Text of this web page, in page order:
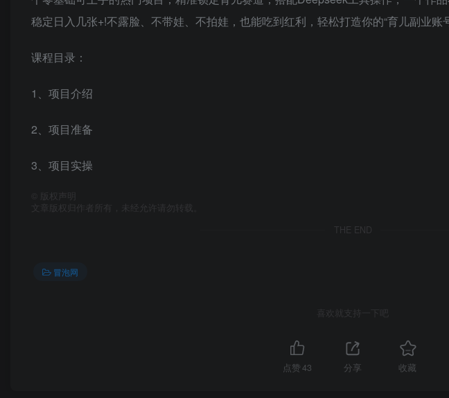
稳定日入几张+!不露脸、不带娃、不拍娃，也能吃到红利，轻松打造你的“育儿副业账
课程目录：
1、项目介绍
2、项目准备
3、项目实操
版权声明
文章版权归作者所有，未经允许请勿转载。
THE END
冒泡网
喜欢就支持一下吧
点赞43 分享 收藏